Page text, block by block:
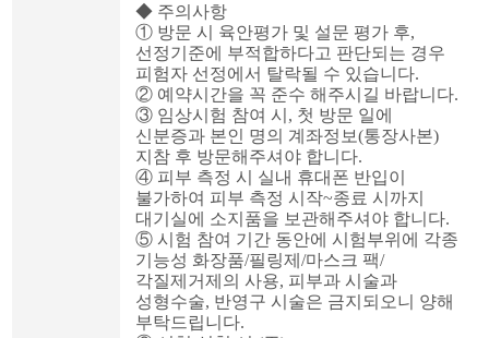
◆ 주의사항
① 방문 시 육안평가 및 설문 평가 후,
선정기준에 부적합하다고 판단되는 경우
피험자 선정에서 탈락될 수 있습니다.
② 예약시간을 꼭 준수 해주시길 바랍니다.
③ 임상시험 참여 시 , 첫 방문 일에
신분증과 본인 명의 계좌정보(통장사본)
지참 후 방문해주셔야 합니다.
④ 피부 측정 시 실내 휴대폰 반입이
불가하여 피부 측정 시작~종료 시까지
대기실에 소지품을 보관해주셔야 합니다.
⑤ 시험 참여 기간 동안에 시험부위에 각종
기능성 화장품/필링제 /마스크 팩/
각질제거제의 사용, 피부과 시술과
성형수술, 반영구 시술은 금지되오니 양해
부탁드립니다.